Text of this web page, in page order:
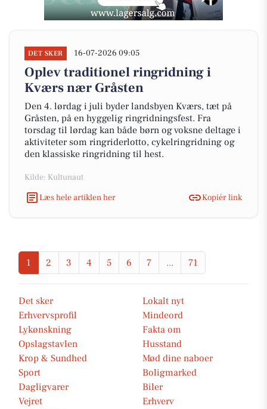
DET SKER 16-07-2026 09:05
Oplev traditionel ringridning i
Kværs nær Gråsten
Den 4. lørdag i juli byder landsbyen Kværs, tæt på
Gråsten, på en hyggelig ringridningsfest. Fra
torsdag til lørdag kan både børn og voksne deltage i
aktiviteter som ringriderlotto, cykelringridning og
den klassiske ringridning til hest.
Kilde: Kultunaut
Læs hele artiklen her
Kopiér link
1 2 3 4 5 6 7 ... 71
Det sker
Lokalt nyt
Erhvervsprofil
Mindeord
Lykønskning
Fakta om
Opslagstavlen
Husstand
Krop & Sundhed
Mød dine naboer
Sport
Boligmarked
Dagligvarer
Biler
Vejret
Erhverv